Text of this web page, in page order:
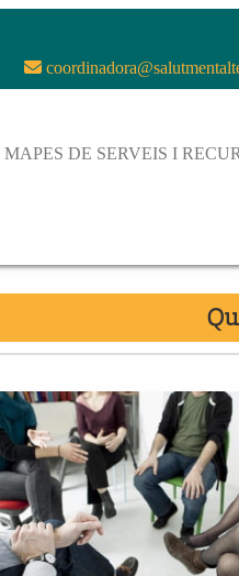
MAPES DE SERVEIS I